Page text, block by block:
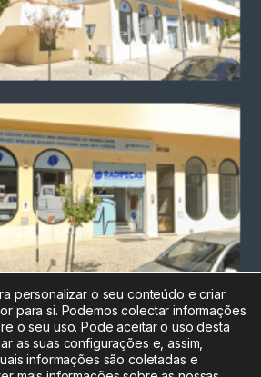
para a rede fixa
nacional
212
personalizar o seu conteúdo e criar
para si. Podemos colectar informações
o seu uso. Pode aceitar o uso desta
as suas configurações e, assim,
informações são coletadas e